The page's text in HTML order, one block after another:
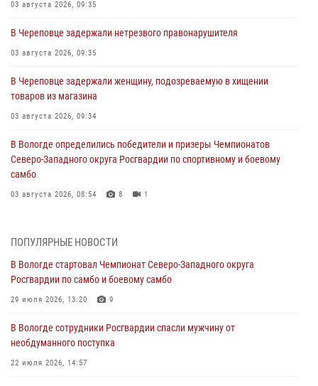
03 августа 2026, 09:35
В Череповце задержали нетрезвого правонарушителя
03 августа 2026, 09:35
В Череповце задержали женщину, подозреваемую в хищении
товаров из магазина
03 августа 2026, 09:34
В Вологде определились победители и призеры Чемпионатов
Северо-Западного округа Росгвардии по спортивному и боевому
самбо
03 августа 2026, 08:54 8 1
ОХРАНЫ РОСГВАРДИИ В ВОЛОГОДСКОЙ ОБЛАСТИ ЗАДЕРЖАНО 23
02 августа 2026, 10:37
Росгвардейцы в г. Соколе задержали несовершеннолетнего
31 июля 2026, 06:43
В Вологде стартовал Чемпионат Северо-Западного округа
ПОПУЛЯРНЫЕ НОВОСТИ
В Вологде стартовал Чемпионат Северо-Западного округа
Росгвардии по самбо и боевому самбо
29 июля 2026, 13:20 9
В Вологде сотрудники Росгвардии спасли мужчину от
необдуманного поступка
22 июля 2026, 14:57